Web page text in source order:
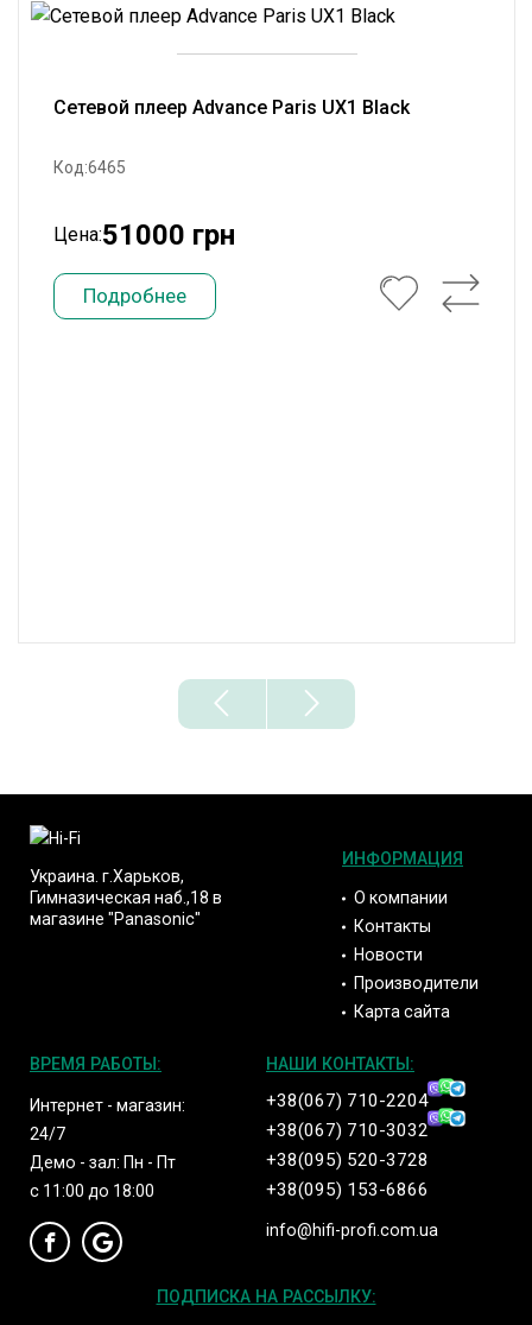
Сетевой плеер Advance Paris UX1 Black
Код:6465
Цена:51000 грн
Подробнее
Украина. г.Харьков,
Гимназическая наб.,18 в
магазине "Panasonic"
ИНФОРМАЦИЯ
О компании
Контакты
Новости
Производители
Карта сайта
ВРЕМЯ РАБОТЫ:
Интернет - магазин:
24/7
Демо - зал: Пн - Пт
с 11:00 до 18:00
НАШИ КОНТАКТЫ:
+38(067) 710-2204
+38(067) 710-3032
+38(095) 520-3728
+38(095) 153-6866
info@hifi-profi.com.ua
ПОДПИСКА НА РАССЫЛКУ: